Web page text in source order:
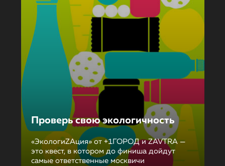
Проверь свою экологичность
«ЭкологиZAция» от +1ГОРОД и ZAVTRA —
это квест, в котором до финиша дойдут
самые ответственные москвичи